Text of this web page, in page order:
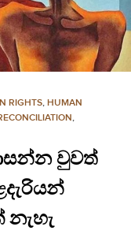
RIGHTS, HUMAN
,
වුවත්